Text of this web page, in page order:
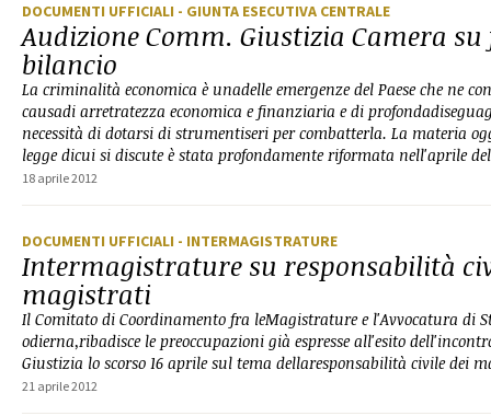
DOCUMENTI UFFICIALI - GIUNTA ESECUTIVA CENTRALE
Audizione Comm. Giustizia Camera
bilancio
La criminalità economica è unadelle emergenze del Paese che ne
causadi arretratezza economica e finanziaria e di
necessità di dotarsi di strumentiseri per combatterla. La materia
legge dicui si discute è stata profondamente riformata nell'aprile del
18 aprile 2012
DOCUMENTI UFFICIALI - INTERMAGISTRATURE
Intermagistrature su responsabilità
magistrati
Il Comitato di Coordinamento fra leMagistrature e l'Avvocatura di
odierna,ribadisce le preoccupazioni già espresse all'esito
Giustizia lo scorso 16 aprile sul tema dellaresponsabilità civile dei
21 aprile 2012